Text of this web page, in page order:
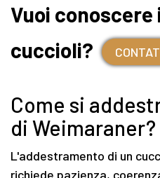
Vuoi conoscere
cuccioli?
Come si
di Weimaraner?
L'addestramento di un
richiede pazienza,